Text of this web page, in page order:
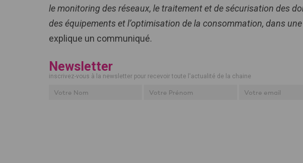
le monitoring des réseaux, le traitement et de sécurisation des
des équipements et l’optimisation de la consommation, dans
explique un communiqué.
Newsletter
inscrivez-vous à la newsletter pour recevoir toute l'actualité de la chaine